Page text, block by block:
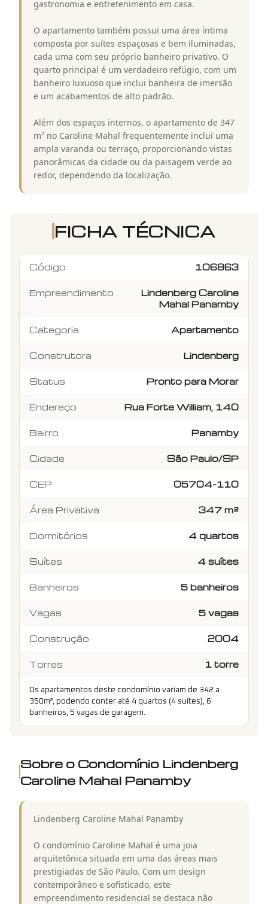
gastronomia e entretenimento em casa.
O apartamento também possui uma área íntima
composta por suítes espaçosas e bem iluminadas,
cada uma com seu próprio banheiro privativo. O
quarto principal é um verdadeiro refúgio, com um
banheiro luxuoso que inclui banheira de imersão
e um acabamentos de alto padrão.
Além dos espaços internos, o apartamento de 347
m² no Caroline Mahal frequentemente inclui uma
ampla varanda ou terraço, proporcionando vistas
panorâmicas da cidade ou da paisagem verde ao
redor, dependendo da localização.
FICHA TÉCNICA
Código 106863
Empreendimento
Lindenberg Caroline
Mahal Panamby
Categoria Apartamento
Construtora Lindenberg
Status Pronto para Morar
Endereço Rua Forte William, 140
Bairro Panamby
Cidade São Paulo/SP
CEP 05704-110
Área Privativa 347 m²
Dormitórios 4 quartos
Suítes 4 suítes
Banheiros 5 banheiros
Vagas 5 vagas
Construção 2004
Torres 1 torre
Os apartamentos deste condomínio variam de 342 a
350m², podendo conter até 4 quartos (4 suítes), 6
banheiros, 5 vagas de garagem.
Sobre o Condomínio Lindenberg
Caroline Mahal Panamby
Lindenberg Caroline Mahal Panamby
O condomínio Caroline Mahal é uma joia
arquitetônica situada em uma das áreas mais
prestigiadas de São Paulo. Com um design
contemporâneo e sofisticado, este
empreendimento residencial se destaca não